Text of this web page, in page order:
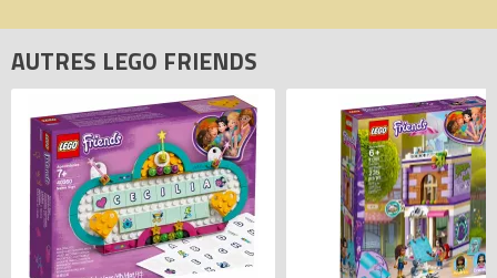
AUTRES LEGO FRIENDS